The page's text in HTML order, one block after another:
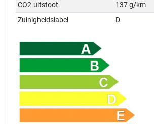
CO2-uitstoot
137 g/km
Zuinigheidslabel
D